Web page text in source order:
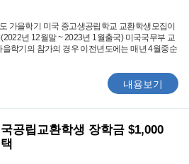
가을학기 미국 중고생공립학교 교환학생모집이
년 12월말 ~ 2023년 1월출국) 미국국무부 교
학기의 참가의 경우 이전년도에는 매년 4월중순
내용보기
공립교환학생 장학금 $1,000